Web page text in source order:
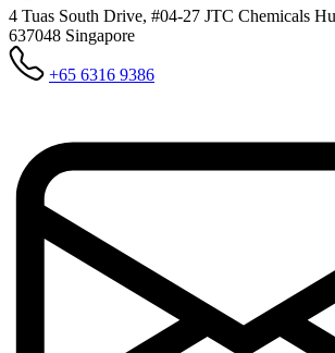
4 Tuas South Drive, #04-27 JTC Chemicals
637048 Singapore
+65 6316 9386